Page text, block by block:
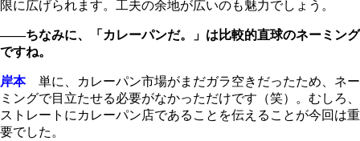
限に広げられます。工夫の余地が広いのも魅力でしょう。
――ちなみに、「カレーパンだ。」は比較的直球のネーミング
ですね。
岸本単に、カレーパン市場がまだガラ空きだったため、ネー
ミングで目立たせる必要がなかっただけです（笑）。むしろ、
ストレートにカレーパン店であることを伝えることが今回は重
要でした。